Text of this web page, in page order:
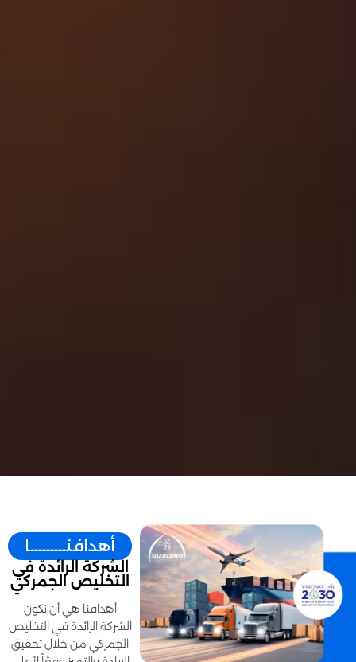
أهدافنـــــــــا
الشركة الرائدة في
التخليص الجمركي
أهدافنا هي أن نكون
الشركة الرائدة في التخليص
الجمركي من خلال تحقيق